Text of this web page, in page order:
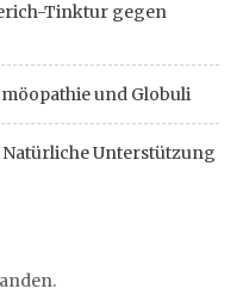
Tinktur gegen
und Globuli
Unterstützung